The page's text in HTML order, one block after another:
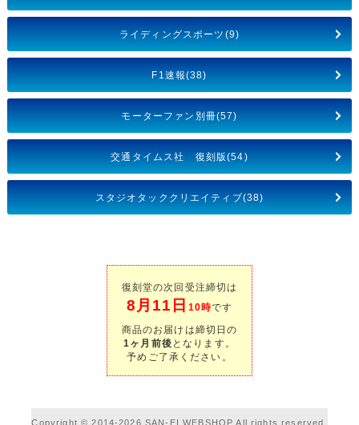
ライディングスポーツ(9)
F1速報(38)
モーターファン別冊(57)
交通タイムス社 復刻版(54)
スタジオタッククリエイティブ(38)
復刻堂の次回受注締切は
8月11日 10時です
商品のお届けは締切日の
1ヶ月前後 となります。
予めご了承ください。
Copyright © 2014-2026 SAN-EI WEBSHOP All rights reserved.